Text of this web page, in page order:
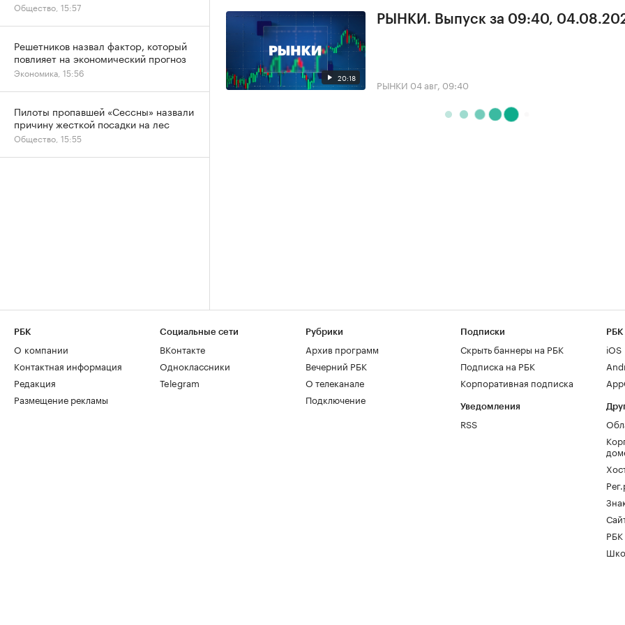
20:18
РЫНКИ. Выпуск за 09:40,
РЫНКИ 04 авг, 09:40
Общество, 15:57
Решетников назвал фактор, который
повлияет на экономический прогноз
Экономика, 15:56
Пилоты пропавшей «Сессны» назвали
причину жесткой посадки на лес
Общество, 15:55
РБК
О компании
Контактная информация
Редакция
Размещение рекламы
Социальные сети
ВКонтакте
Одноклассники
Telegram
Рубрики
Архив программ
Вечерний РБК
О телеканале
Подключение
Подписки
Скрыть баннеры на РБК
Подписка на РБК
Корпоративная подписка
Уведомления
RSS
РБК
iOS